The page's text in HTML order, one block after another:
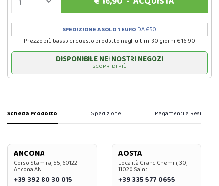
SPEDIZIONE A SOLO 1 EURO DA €50
Prezzo più basso di questo prodotto negli ultimi 30 giorni: € 16.90
DISPONIBILE NEI NOSTRI NEGOZI
SCOPRI DI PIÙ
Scheda Prodotto Spedizione Pagamenti e Resi
ANCONA
Corso Stamira, 55, 60122
Ancona AN
+39 392 80 30 015
AOSTA
Località Grand Chemin, 30,
11020 Saint
+39 335 577 0655